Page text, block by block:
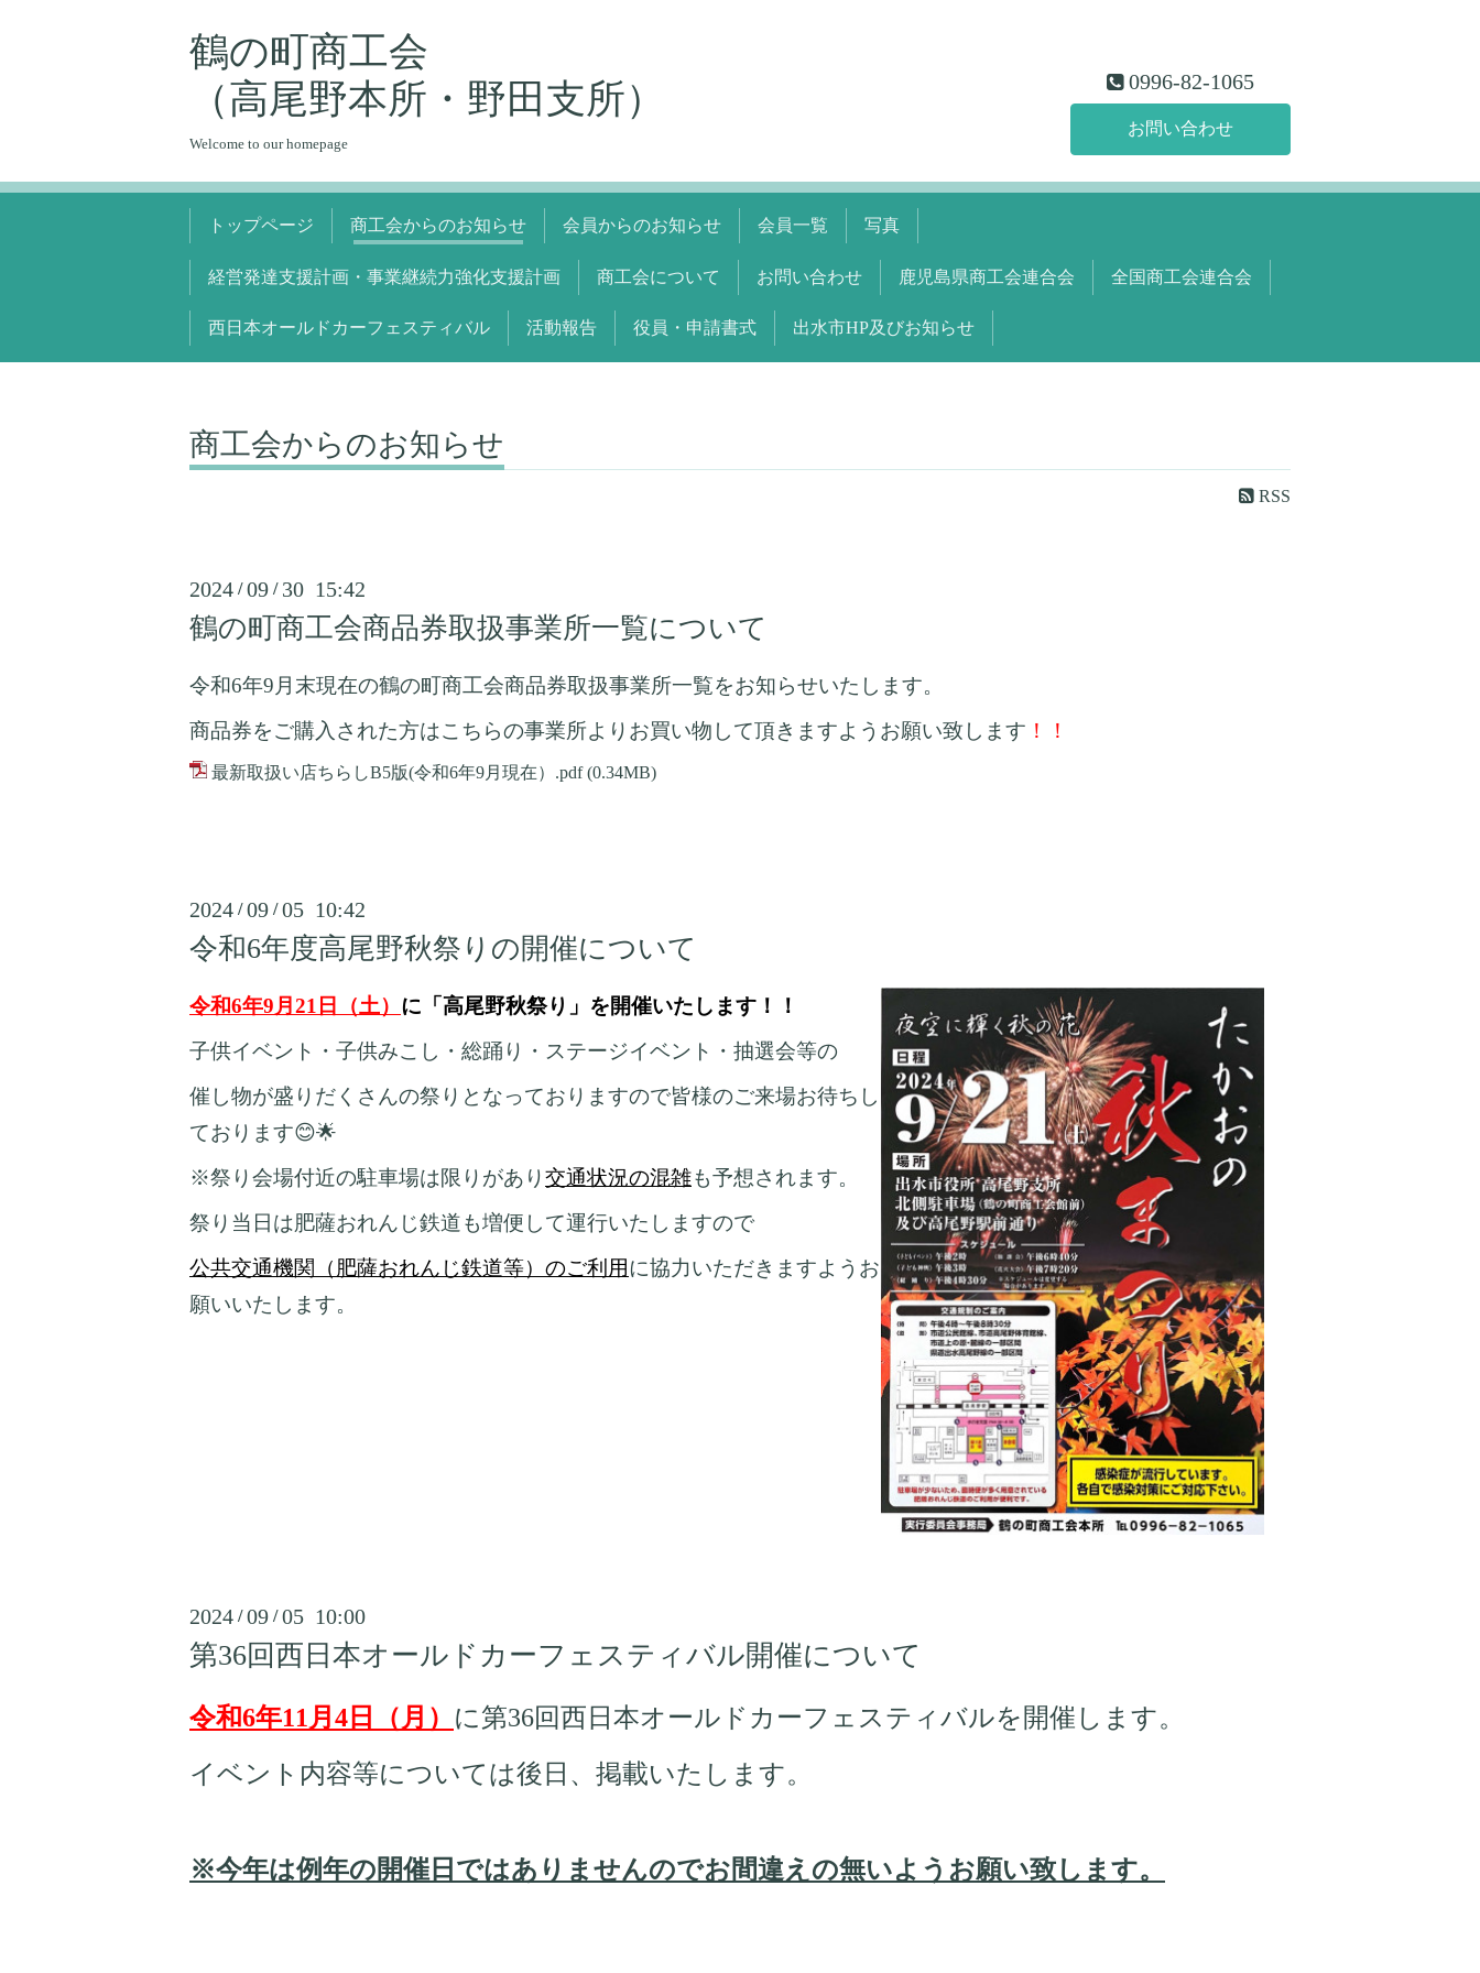
鶴の町商工会
（高尾野本所・野田支所）
Welcome to our homepage
0996-82-1065
お問い合わせ
トップページ 商工会からのお知らせ 会員からのお知らせ 会員一覧 写真
経営発達支援計画・事業継続力強化支援計画 商工会について お問い合わせ 鹿児島県商工会連合会 全国商工会連合会
西日本オールドカーフェスティバル 活動報告 役員・申請書式 出水市HP及びお知らせ
商工会からのお知らせ
RSS
2024 /09 / 30 15:42
鶴の町商工会商品券取扱事業所一覧について
令和6年9月末現在の鶴の町商工会商品券取扱事業所一覧をお知らせいたします。
商品券をご購入された方はこちらの事業所よりお買い物して頂きますようお願い致します ！！
最新取扱い店ちらしB5版(令和6年9月現在）.pdf (0.34MB)
2024 /09 /05 10:42
令和6年度高尾野秋祭りの開催について
令和6年9月21日（土） に「高尾野秋祭り」を開催いたします！！
子供イベント・子供みこし・総踊り ・ステージイベント・抽選会等の
催し物が盛りだくさんの祭り となっておりますので皆様のご来場お待ちし
ております😊🌟
※祭り会場付近の駐車場は限りがあり交通状況の混雑も予想されます。
祭り当日は肥薩おれんじ鉄道も増便して運行いたしますので
公共交通機関（肥薩おれんじ鉄道等）のご利用に協力いただきますようお
願いいたします。
2024 /09 /05 10:00
第36回西日本オールドカーフェスティバル開催について
令和6年11月4日（月） に第36回西日本オールドカーフェスティバルを開催します。
イベント内容等については後日、掲載いたします。
※今年は例年の開催日ではありませんのでお間違えの無いようお願い致します。